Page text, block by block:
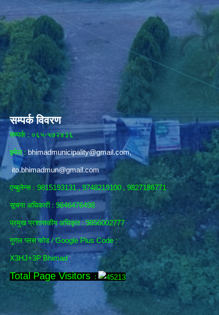
सम्पर्क विवरण
सम्पर्क : ०६५-५७२४३६
इमेल : bhimadmunicipality@gmail.com,
ito.bhimadmun@gmail.com
एम्बुलेन्स ः 9815193131 , 9748219100 , 9827186771
सूचना अधिकारी : 9846476498
प्रमुख प्रशासकीय अधिकृत : 9856002777
गुगल प्लस कोड / Google Plus Code :
X3HJ+3P Bhimad
Total Page Visitors :